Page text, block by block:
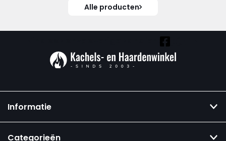
Alle producten
Informatie
Categorieën